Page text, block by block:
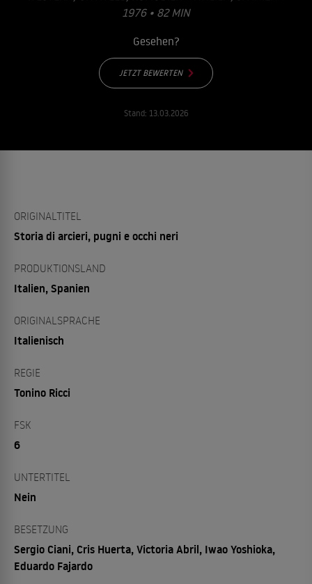
1976 • 82 MIN
Gesehen?
JETZT BEWERTEN
Stand: 13.03.2026
ORIGINALTITEL
Storia di arcieri, pugni e occhi neri
PRODUKTIONSLAND
Italien, Spanien
ORIGINALSPRACHE
Italienisch
REGIE
Tonino Ricci
FSK
6
UNTERTITEL
Nein
BESETZUNG
Sergio Ciani, Cris Huerta, Victoria Abril, Iwao Yoshioka,
Eduardo Fajardo